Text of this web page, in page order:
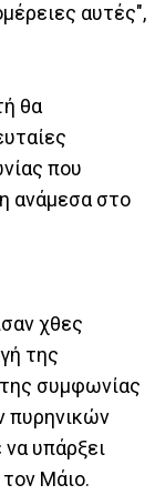
αυτές",
θα
που
ανάμεσα στο
χθες
της
συμφωνίας
πυρηνικών
υπάρξει
τον Μάιο.